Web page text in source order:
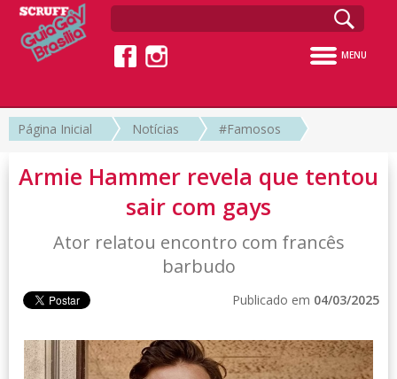
MENU
Página Inicial Notícias #Famosos
Armie Hammer revela que tentou
sair com gays
Ator relatou encontro com francês
barbudo
Publicado em 04/03/2025